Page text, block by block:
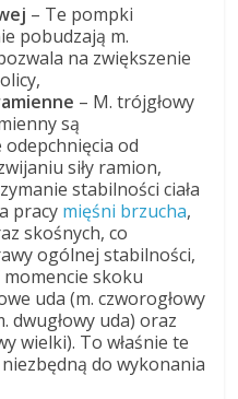
– Te pompki
pobudzają m.
na zwiększenie
– M. trójgłowy
są
od
siły ramion,
stabilności ciała
pracy mięśni brzucha,
skośnych, co
ogólnej stabilności,
momencie skoku
uda (m. czworogłowy
dwugłowy uda) oraz
wielki). To właśnie te
do wykonania